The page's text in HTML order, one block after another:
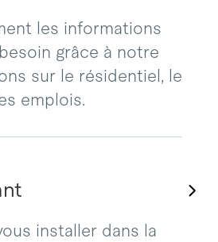
les informations
grâce à notre
sur le résidentiel, le
emplois.
installer dans la